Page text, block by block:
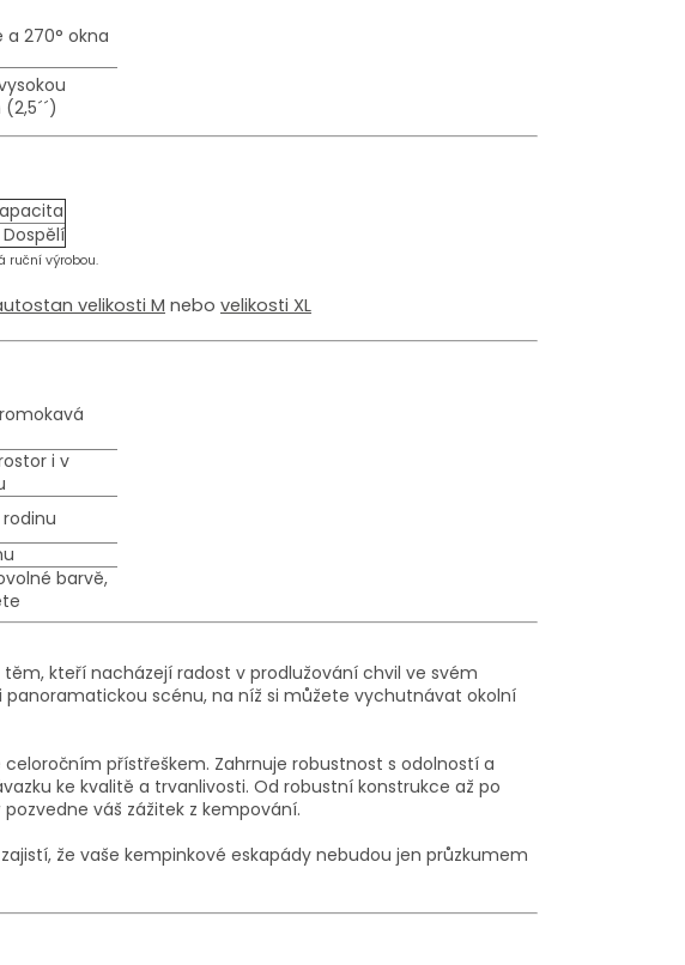
270° okna
Dospělí
ruční výrobou.
velikosti M nebo velikosti XL
i v
barvě,
kteří nacházejí radost v prodlužování chvil ve svém
scénu, na níž si můžete vychutnávat okolní
přístřeškem. Zahrnuje robustnost s odolností a
ke kvalitě a trvanlivosti. Od robustní konstrukce až po
váš zážitek z kempování.
že vaše kempinkové eskapády nebudou jen průzkumem